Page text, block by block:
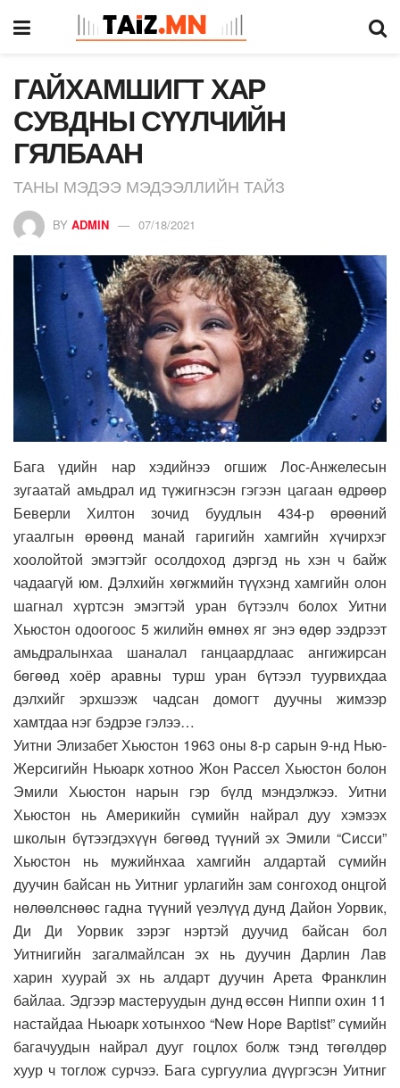
ГАЙХАМШИГТ ХАР
СУВДНЫ СҮҮЛЧИЙН
ГЯЛБААН
ТАНЫ МЭДЭЭ МЭДЭЭЛЛИЙН ТАЙЗ
BY ADMIN 07/18/2021
Бага үдийн нар хэдийнээ огшиж Лос-Анжелесын
зугаатай амьдрал ид түжигнэсэн гэгээн цагаан өдрөөр
Беверли Хилтон зочид буудлын 434-р өрөөний
угаалгын өрөөнд манай гаригийн хамгийн хүчирхэг
хоолойтой эмэгтэйг осолдоход дэргэд нь хэн ч байж
чадаагүй юм. Дэлхийн хөгжмийн түүхэнд хамгийн олон
шагнал хүртсэн эмэгтэй уран бүтээлч болох Уитни
Хьюстон одоогоос 5 жилийн өмнөх яг энэ өдөр ээдрээт
амьдралынхаа шаналал ганцаардлаас ангижирсан
бөгөөд хоёр аравны турш уран бүтээл туурвихдаа
дэлхийг эрхшээж чадсан домогт дуучны жимээр
хамтдаа нэг бэдрэе гэлээ…
Уитни Элизабет Хьюстон 1963 оны 8-р сарын 9-нд Нью-
Жерсигийн Ньюарк хотноо Жон Рассел Хьюстон болон
Эмили Хьюстон нарын гэр бүлд мэндэлжээ. Уитни
Хьюстон нь Америкийн сүмийн найрал дуу хэмээх
школын бүтээгдэхүүн бөгөөд түүний эх Эмили “Сисси”
Хьюстон нь мужийнхаа хамгийн алдартай сүмийн
дуучин байсан нь Уитниг урлагийн зам сонгоход онцгой
нөлөөлснөөс гадна түүний үеэлүүд дунд Дайон Уорвик,
Ди Ди Уорвик зэрэг нэртэй дуучид байсан бол
Уитнигийн загалмайлсан эх нь дуучин Дарлин Лав
харин хуурай эх нь алдарт дуучин Арета Франклин
байлаа. Эдгээр мастеруудын дунд өссөн Ниппи охин 11
настайдаа Ньюарк хотынхоо “New Hope Baptist” сүмийн
багачуудын найрал дууг гоцлох болж тэнд төгөлдөр
хуур ч тоглож сурчээ. Бага сургуулиа дүүргэсэн Уитниг